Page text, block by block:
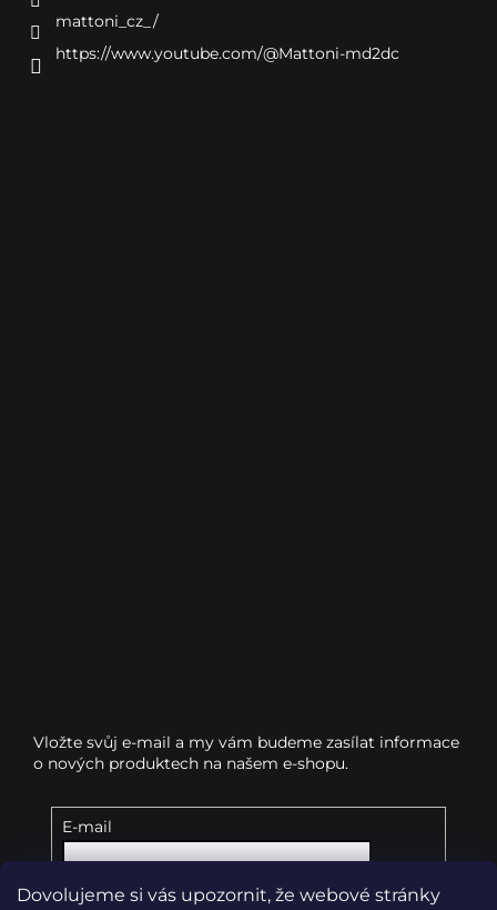
Dovolujeme si vás upozornit, že webové stránky
Vložte svůj e-mail a my vám budeme zasílat informace
o nových produktech na našem e-shopu.
E-mail
Vložením e-mailu souhlasíte s podmínkami
mattoni_cz_/
https://www.youtube.com/@Mattoni-md2dc